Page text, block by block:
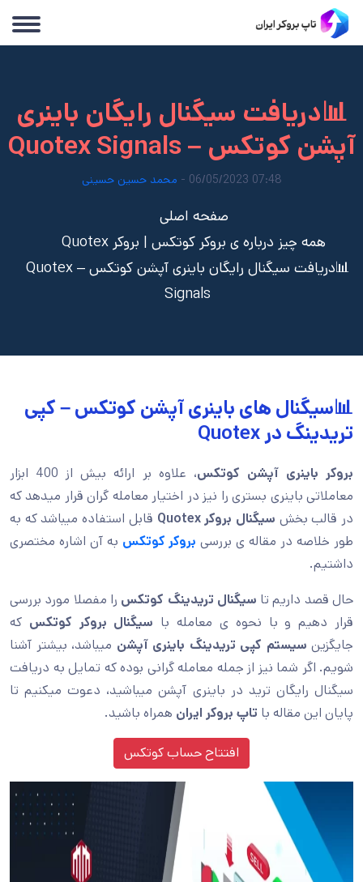
📊دریافت سیگنال رایگان باینری
آپشن کوتکس – Quotex Signals
07:48 06/05/2023 - محمد حسین حسینی
صفحه اصلی
همه چیز درباره ی بروکر کوتکس | بروکر Quotex
📊دریافت سیگنال رایگان باینری آپشن کوتکس – Quotex
Signals
📊سیگنال های باینری آپشن کوتکس – کپی
تریدینگ در Quotex
بروکر باینری آپشن کوتکس
، علاوه بر ارائه بیش از 400 ابزار
معاملاتی باینری بستری را نیز در اختیار معامله گران قرار میدهد که
در قالب بخش سیگنال بروکر Quotex
قابل استفاده میباشد که به
طور خلاصه در مقاله ی بررسی بروکر کوتکس به آن اشاره مختصری
داشتیم.
حال قصد داریم تا سیگنال تریدینگ کوتکس را مفصلا مورد بررسی
قرار دهیم و با نحوه ی معامله با سیگنال بروکر کوتکس که
جایگزین سیستم کپی تریدینگ باینری آپشن میباشد، بیشتر آشنا
شویم. اگر شما نیز از جمله معامله گرانی بوده که تمایل به دریافت
سیگنال رایگان ترید در باینری آپشن میباشید، دعوت میکنیم تا
پایان این مقاله با تاپ بروکر ایران همراه باشید.
افتتاح حساب کوتکس